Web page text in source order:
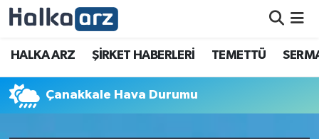
HALKA ARZ ŞİRKET HABERLERİ TEMETTÜ
Çanakkale Hava Durumu
HALKA ARZ
SERMAYE ARTIRIMI